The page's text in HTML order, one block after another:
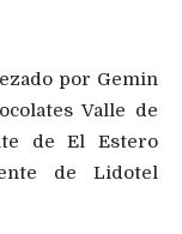
por Gemin
Valle de
de El Estero
de Lidotel